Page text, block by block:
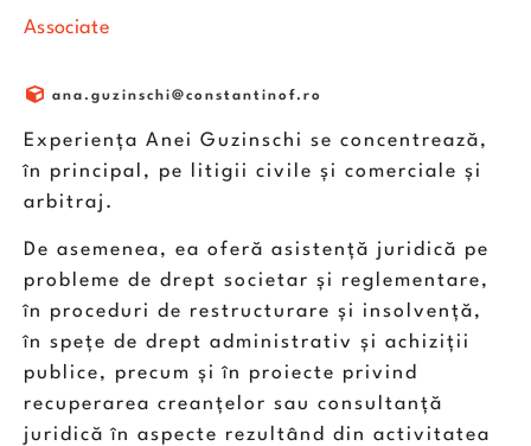
Associate
ana.guzinschi@constantinof.ro
Experiența Anei Guzinschi se concentrează,
în principal, pe litigii civile și comerciale și
arbitraj.
De asemenea, ea oferă asistență juridică pe
probleme de drept societar și reglementare,
în proceduri de restructurare și insolvență,
în spețe de drept administrativ și achiziții
publice, precum și în proiecte privind
recuperarea creanțelor sau consultanță
juridică în aspecte rezultând din activitatea